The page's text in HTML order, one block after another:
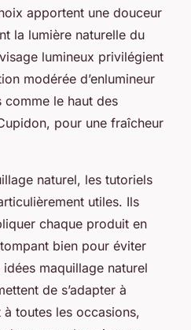
apportent une douceur
la lumière naturelle du
lumineux privilégient
modérée d’enlumineur
le haut des
pour une fraîcheur
naturel, les tutoriels
utiles. Ils
chaque produit en
bien pour éviter
maquillage naturel
de s’adapter à
toutes les occasions,